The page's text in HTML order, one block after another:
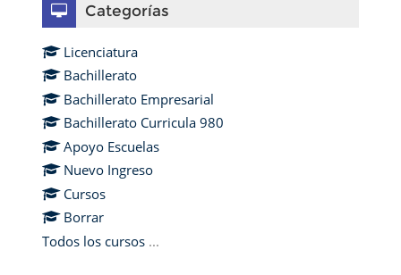
Categorías
Licenciatura
Bachillerato
Bachillerato Empresarial
Bachillerato Curricula 980
Apoyo Escuelas
Nuevo Ingreso
Cursos
Borrar
Todos los cursos ...